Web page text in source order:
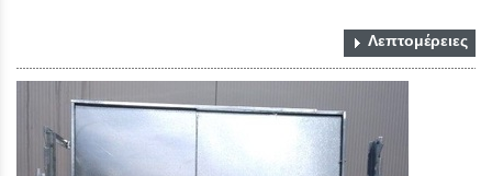
Λεπτομέρειες